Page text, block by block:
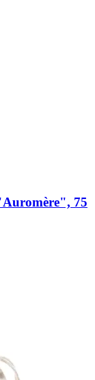
75